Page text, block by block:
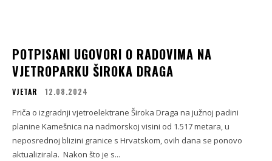
POTPISANI UGOVORI O RADOVIMA NA
VJETROPARKU ŠIROKA DRAGA
VJETAR 12.08.2024
Priča o izgradnji vjetroelektrane Široka Draga na južnoj padini
planine Kamešnica na nadmorskoj visini od 1.517 metara, u
neposrednoj blizini granice s Hrvatskom, ovih dana se ponovo
aktualizirala. Nakon što je s...